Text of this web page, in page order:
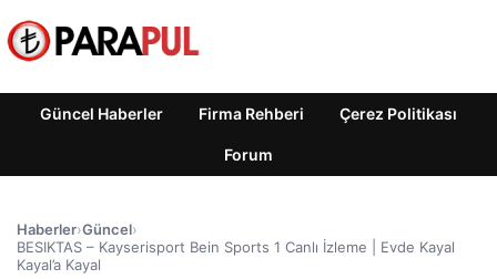
Güncel Haberler Firma Rehberi Çerez Politikası
Forum
Haberler›Güncel›
BESIKTAS – Kayserisport Bein Sports 1 Canlı İzleme | Evde Kayal
Kayal’a Kayal